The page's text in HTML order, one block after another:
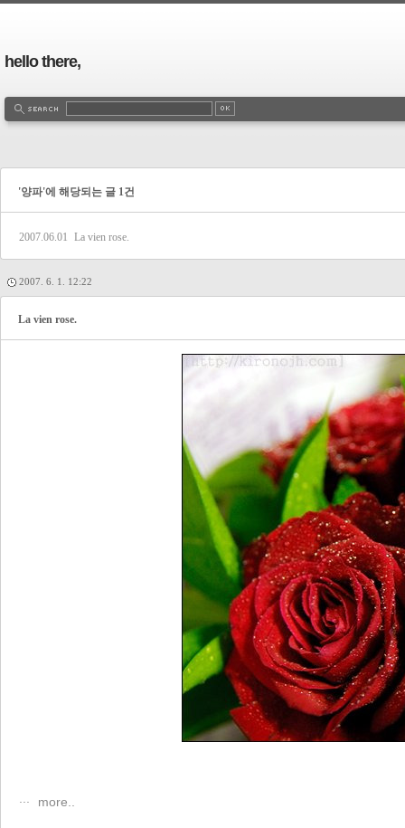
hello there,
'양파'에 해당되는 글 1건
2007.06.01 La vien rose.
2007. 6. 1. 12:22
La vien rose.
more..